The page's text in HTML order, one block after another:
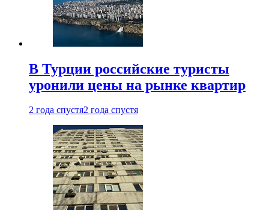
В Турции российские туристы
уронили цены на рынке квартир
2 года спустя2 года спустя